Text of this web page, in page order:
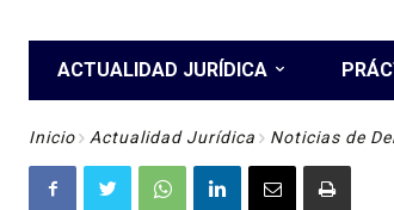
ACTUALIDAD JURÍDICA
Inicio Actualidad Jurídica Noticias de